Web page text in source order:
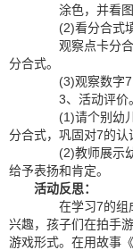
涂色，并看图
(2)看分合式填
观察点卡分合
分合式。
(3)观察数字7
3、活动评价。
(1)请个别幼儿
分合式，巩固对7的认
(2)教师展示幼
给予表扬和肯定。
活动反思：
在学习7的组成
兴趣，孩子们在拍手
游戏形式。在用故事